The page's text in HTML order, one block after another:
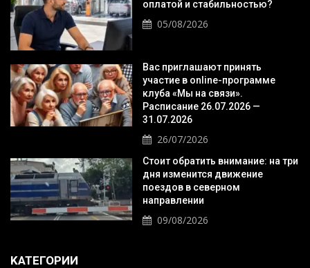
оплатой и стабильностью?
05/08/2026
Вас приглашают принять
участие в online-программе
клуба «Мы на связи».
Расписание 26.07.2026 —
31.07.2026
26/07/2026
Стоит обратить внимание: на три
дня изменится движение
поездов в северном
направлении
09/08/2026
KАТЕГОРИИ